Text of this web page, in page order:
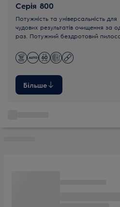
Серія 800
Потужність та універсальність для
чудових результатів очищення за
раз. Потужний бездротовий
підзарядки.
Більше